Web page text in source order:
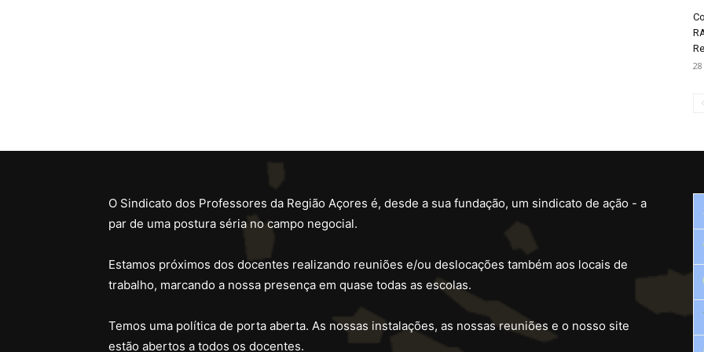
O Sindicato dos Professores da Região Açores é, desde a sua fundação, um sindicato de ação - a
par de uma postura séria no campo negocial.
Estamos próximos dos docentes realizando reuniões e/ou deslocações também aos locais de
trabalho, marcando a nossa presença em quase todas as escolas.
Temos uma política de porta aberta. As nossas instalações, as nossas reuniões e o nosso site
estão abertos a todos os docentes.